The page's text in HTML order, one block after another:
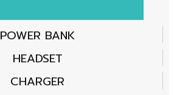
POWER BANK
HEADSET
CHARGER